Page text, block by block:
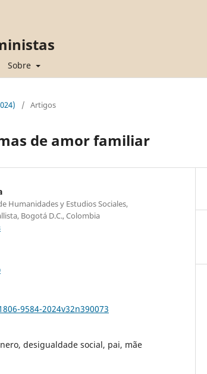
Sobre
/ Artigos
de amor familiar
Humanidades y Estudios Sociales,
Bogotá D.C., Colombia
9584-2024v32n390073
desigualdade social, pai, mãe